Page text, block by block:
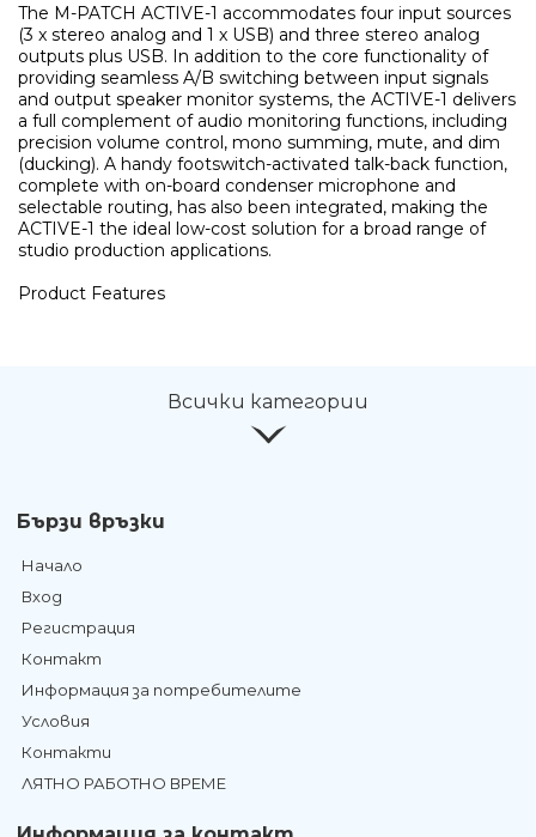
Ние ще се свържем с вас в
The M-PATCH ACTIVE-1 accommodates four input sources
(3 x stereo analog and 1 x USB) and three stereo analog
outputs plus USB. In addition to the core functionality of
providing seamless A/B switching between input signals
and output speaker monitor systems, the ACTIVE-1 delivers
a full complement of audio monitoring functions, including
precision volume control, mono summing, mute, and dim
(ducking). A handy footswitch-activated talk-back function,
complete with on-board condenser microphone and
selectable routing, has also been integrated, making the
ACTIVE-1 the ideal low-cost solution for a broad range of
studio production applications.
Product Features
Всички категории
Бързи връзки
Начало
Вход
Регистрация
Контакт
Информация за потребителите
Условия
Контакти
ЛЯТНО РАБОТНО ВРЕМЕ